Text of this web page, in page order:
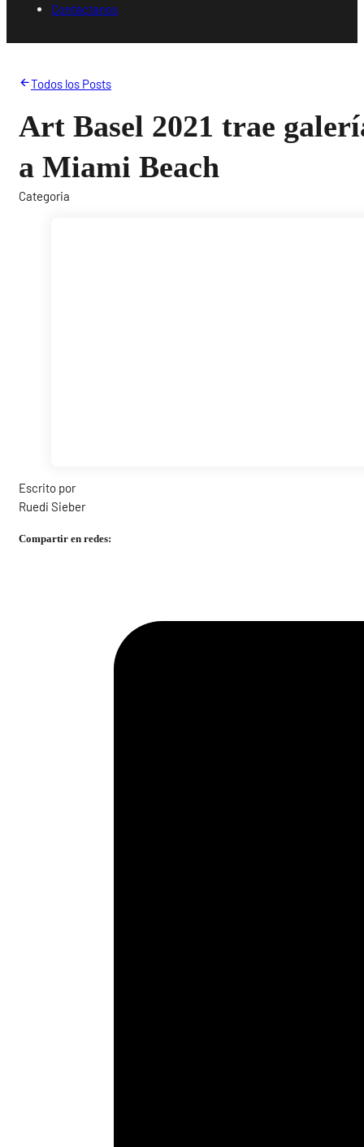
Contáctanos
Todos los Posts
Art Basel 2021 trae
a Miami Beach
Categoria
Escrito por
Ruedi Sieber
Compartir en redes: